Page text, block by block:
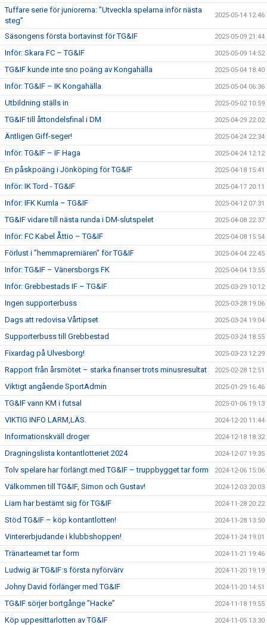
Tuffare serie för juniorerna: ”Utveckla spelarna inför nästa
steg”
2025-05-14 12:46
Säsongens första bortavinst för TG&IF 2025-05-09 21:44
Inför: Skara FC – TG&IF 2025-05-09 14:52
TG&IF kunde inte sno poäng av Kongahälla 2025-05-04 18:40
Inför: TG&IF – IK Kongahälla 2025-05-04 06:36
Utbildning ställs in 2025-05-02 10:59
TG&IF till åttondelsfinal i DM 2025-04-29 22:02
Äntligen Giff-seger! 2025-04-24 22:34
Inför: TG&IF – IF Haga 2025-04-24 12:12
En påskpoäng i Jönköping för TG&IF 2025-04-18 15:41
Inför: IK Tord - TG&IF 2025-04-17 20:11
Inför: IFK Kumla – TG&IF 2025-04-12 07:31
TG&IF vidare till nästa runda i DM-slutspelet 2025-04-08 22:37
Inför: FC Kabel Åttio – TG&IF 2025-04-08 15:54
Förlust i ”hemmapremiären” för TG&IF 2025-04-04 22:45
Inför: TG&IF – Vänersborgs FK 2025-04-04 13:55
Inför: Grebbestads IF – TG&IF 2025-03-29 10:12
Ingen supporterbuss 2025-03-28 19:06
Dags att redovisa Vårtipset 2025-03-24 19:04
Supporterbuss till Grebbestad 2025-03-24 18:55
Fixardag på Ulvesborg! 2025-03-23 12:29
Rapport från årsmötet – starka finanser trots minusresultat 2025-02-28 12:51
Viktigt angående SportAdmin 2025-01-29 16:46
TG&IF vann KM i futsal 2025-01-06 19:13
VIKTIG INFO LARM,LÄS. 2024-12-20 11:44
Informationskväll droger 2024-12-18 18:32
Dragningslista kontantlotteriet 2024 2024-12-07 19:35
Tolv spelare har förlängt med TG&IF – truppbygget tar form 2024-12-06 15:06
Välkommen till TG&IF, Simon och Gustav! 2024-12-03 20:03
Liam har bestämt sig för TG&IF 2024-11-28 20:22
Stöd TG&IF – köp kontantlotten! 2024-11-28 13:50
Vintererbjudande i klubbshoppen! 2024-11-24 19:01
Tränarteamet tar form 2024-11-21 19:46
Ludwig är TG&IF:s första nyförvärv 2024-11-20 19:19
Johny David förlänger med TG&IF 2024-11-20 14:51
TG&IF sörjer bortgånge ”Hacke” 2024-11-18 19:55
Köp uppesittarlotten av TG&IF 2024-11-05 13:30